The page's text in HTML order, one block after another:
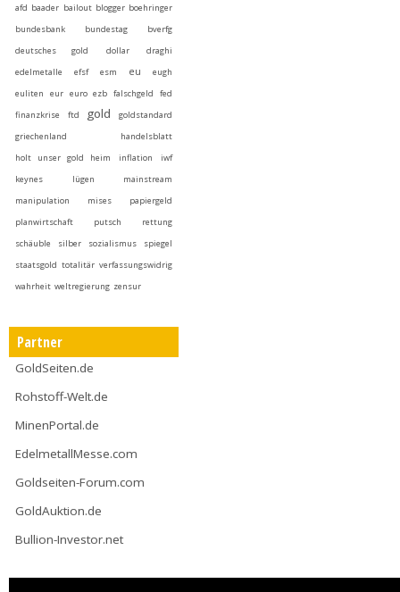
afd baader bailout blogger boehringer
bundesbank
bundestag
bverfg
deutsches gold
dollar
draghi
edelmetalle
efsf esm eu
eugh
euliten
eur euro ezb falschgeld
fed
finanzkrise
ftd gold
goldstandard
griechenland
handelsblatt
holt unser gold heim
inflation
iwf
keynes
lügen
mainstream
manipulation
mises
papiergeld
planwirtschaft
putsch
rettung
schäuble
silber sozialismus
spiegel
staatsgold totalitär verfassungswidrig
wahrheit weltregierung zensur
Partner
GoldSeiten.de
Rohstoff-Welt.de
MinenPortal.de
EdelmetallMesse.com
Goldseiten-Forum.com
GoldAuktion.de
Bullion-Investor.net